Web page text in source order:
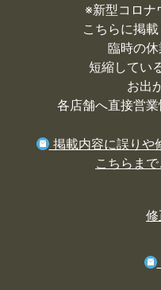
※新型コロナ
こちらに掲
臨時の
短縮してい
お出
各店舗へ直接営業
掲載内容に誤りや
こちらまで
修